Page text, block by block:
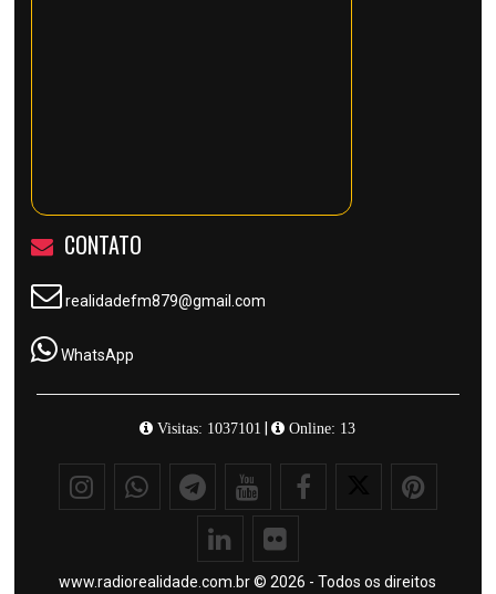
CONTATO
realidadefm879@gmail.com
WhatsApp
Visitas: 1037101 | Online: 13
www.radiorealidade.com.br © 2026 - Todos os direitos